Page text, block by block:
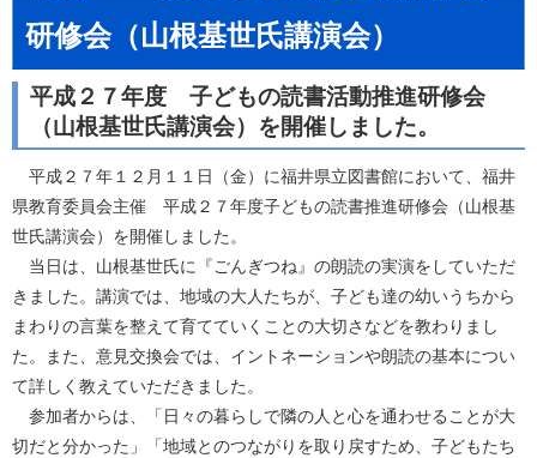
研修会（山根基世氏講演会）
平成２７年度 子どもの読書活動推進研修会
（山根基世氏講演会）を開催しました。
平成２７年１２月１１日（金）に福井県立図書館において、福井
県教育委員会主催 平成２７年度子どもの読書推進研修会（山根基
世氏講演会）を開催しました。
当日は、山根基世氏に『ごんぎつね』の朗読の実演をしていただ
きました。講演では、地域の大人たちが、子ども達の幼いうちから
まわりの言葉を整えて育てていくことの大切さなどを教わりまし
た。また、意見交換会では、イントネーションや朗読の基本につい
て詳しく教えていただきました。
参加者からは、「日々の暮らしで隣の人と心を通わせることが大
切だと分かった」「地域とのつながりを取り戻すため、子どもたち